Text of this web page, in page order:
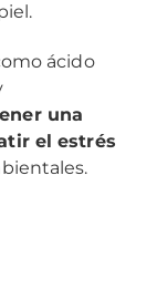
ácido
una
el estrés